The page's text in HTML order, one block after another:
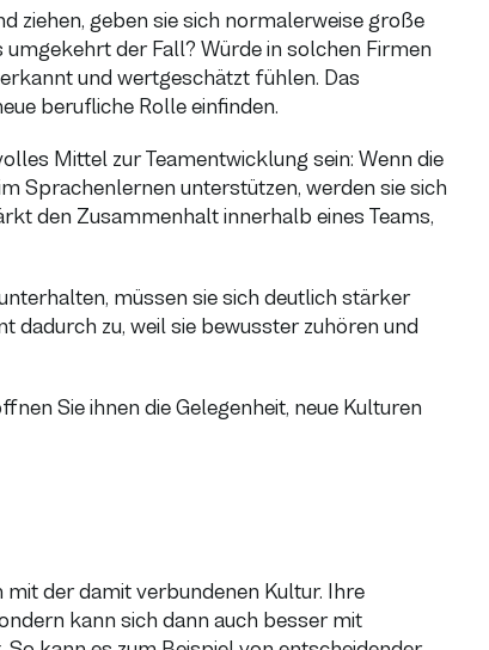
ziehen, geben sie sich normalerweise große
der Fall? Würde in solchen Firmen
und wertgeschätzt fühlen. Das
berufliche Rolle einfinden.
Mittel zur Teamentwicklung sein: Wenn die
Sprachenlernen unterstützen, werden sie sich
den Zusammenhalt innerhalb eines Teams,
müssen sie sich deutlich stärker
zu, weil sie bewusster zuhören und
Sie ihnen die Gelegenheit, neue Kulturen
der damit verbundenen Kultur. Ihre
kann sich dann auch besser mit